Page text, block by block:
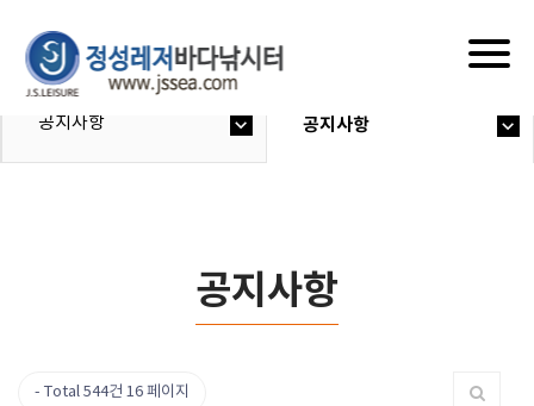
공지사항 공지사항
공지사항
Total 544건 16 페이지